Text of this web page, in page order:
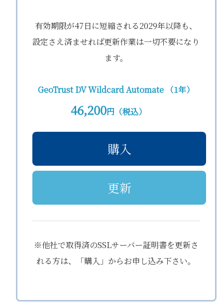
有効期限が47日に短縮される2029年以降も、
設定さえ済ませれば更新作業は一切不要になり
ます。
GeoTrust DV Wildcard Automate （1年）
46,200円（税込）
購入
更新
※他社で取得済のSSLサーバー証明書を更新さ
れる方は、「購入」からお申し込み下さい。